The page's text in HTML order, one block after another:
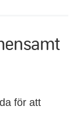
för att